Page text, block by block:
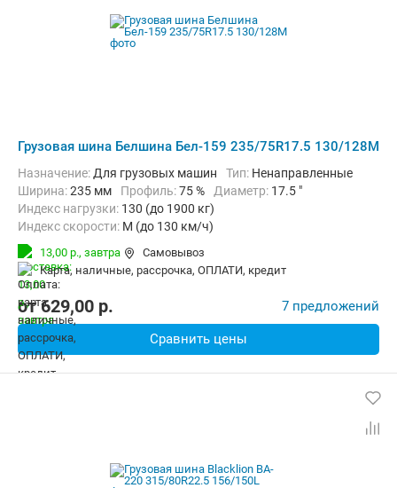
Грузовая шина Белшина Бел-159 235/75R17.5 130/128M
Назначение: Для грузовых машин Тип: Ненаправленные
Ширина:235 мм Профиль:75 % Диаметр: 17.5 "
Индекс нагрузки: 130 (до 1900 кг)
Индекс скорости: M (до 130 км/ч)
13,00 р., завтра
Самовывоз
карта, наличные, рассрочка, ОПЛАТИ, кредит
от629,00 p. 7 предложений
Сравнить цены